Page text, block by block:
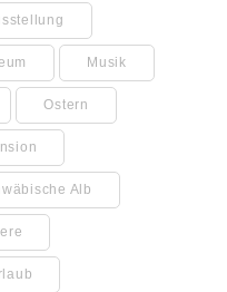
Musik
Ostern
Alb